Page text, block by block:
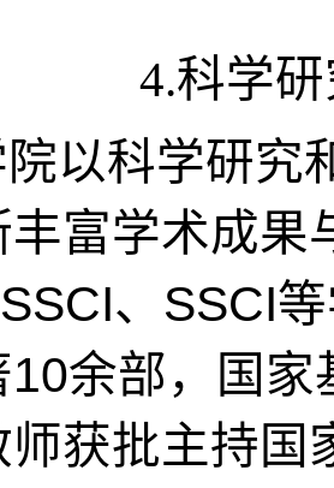
4.科学
以科学研究
丰富学术成果
、 SSCI
10余部，国家
师获批主持国